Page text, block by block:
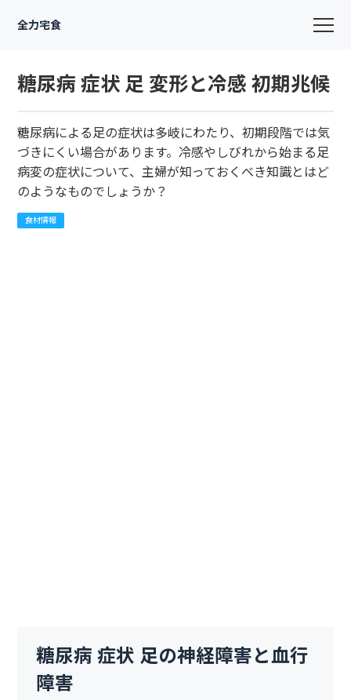
全力宅食
糖尿病 症状 足 変形と冷感 初期兆候
糖尿病による足の症状は多岐にわたり、初期段階では気
づきにくい場合があります。冷感やしびれから始まる足
病変の症状について、主婦が知っておくべき知識とはど
のようなものでしょうか？
食材情報
糖尿病 症状 足の神経障害と血行
障害